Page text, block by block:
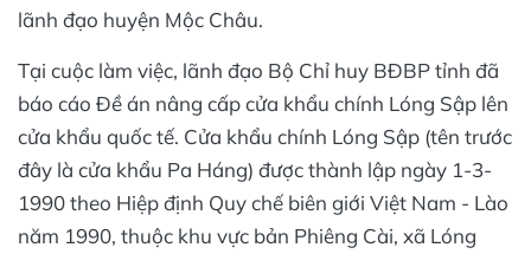
lãnh đạo huyện Mộc Châu.
Tại cuộc làm việc, lãnh đạo Bộ Chỉ huy BĐBP tỉnh đã
báo cáo Đề án nâng cấp cửa khẩu chính Lóng Sập lên
cửa khẩu quốc tế. Cửa khẩu chính Lóng Sập (tên trước
đây là cửa khẩu Pa Háng) được thành lập ngày 1-3-
1990 theo Hiệp định Quy chế biên giới Việt Nam - Lào
năm 1990, thuộc khu vực bản Phiêng Cài, xã Lóng